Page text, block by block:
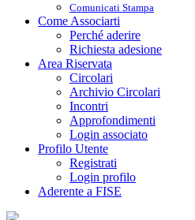
Comunicati Stampa
Come Associarti
Perché aderire
Richiesta adesione
Area Riservata
Circolari
Archivio Circolari
Incontri
Approfondimenti
Login associato
Profilo Utente
Registrati
Login profilo
Aderente a FISE